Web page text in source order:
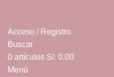
Acceso / Registro
Buscar
0 artículos S/. 0.00
Menú